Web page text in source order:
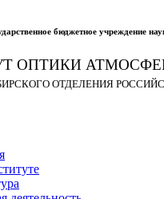
бюджетное учреждение
ОПТИКИ
ОТДЕЛЕНИЯ